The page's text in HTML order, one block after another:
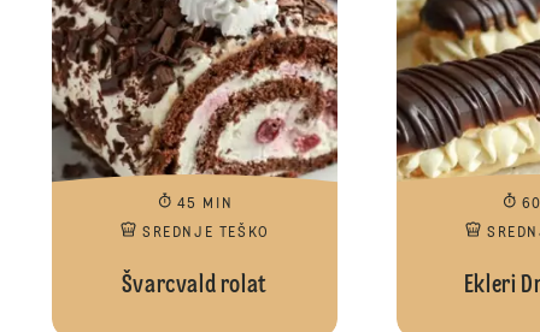
45 MIN
SREDNJE TEŠKO
Švarcvald rolat Ekleri